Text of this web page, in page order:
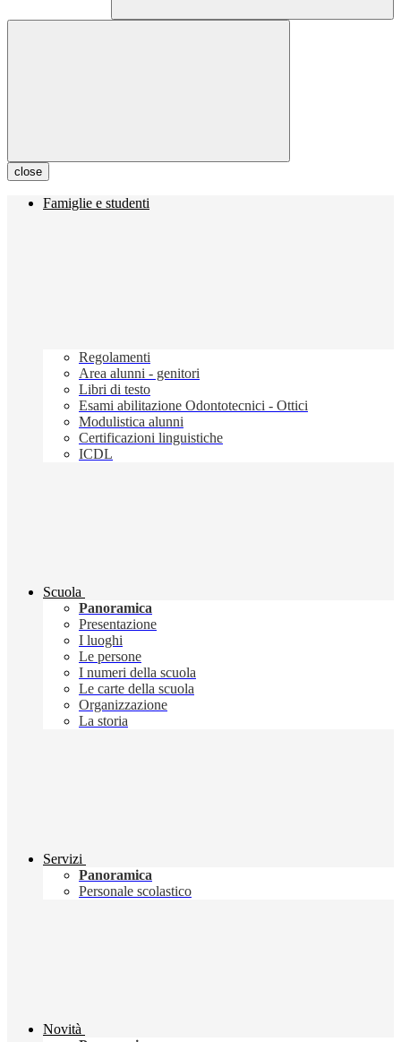
close
Famiglie e studenti
Regolamenti
Area alunni - genitori
Libri di testo
Esami abilitazione Odontotecnici - Ottici
Modulistica alunni
Certificazioni linguistiche
ICDL
Scuola
Panoramica
Presentazione
I luoghi
Le persone
I numeri della scuola
Le carte della scuola
Organizzazione
La storia
Servizi
Panoramica
Personale scolastico
Novità